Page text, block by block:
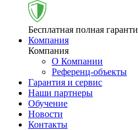
Бесплатная полная
Компания
Компания
О Компании
Референц-объекты
Гарантия и сервис
Наши партнеры
Обучение
Новости
Контакты